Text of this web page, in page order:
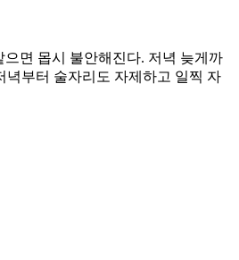
면 몹시 불안해진다. 저녁 늦게까
녁부터 술자리도 자제하고 일찍 자